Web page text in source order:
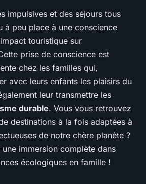
impulsives et des séjours tous
à peu place à une conscience
touristique sur
prise de conscience est
chez les familles qui,
avec leurs enfants les plaisirs du
leur transmettre les
durable. Vous vous retrouvez
destinations à la fois adaptées à
de notre chère planète ?
immersion complète dans
écologiques en famille !